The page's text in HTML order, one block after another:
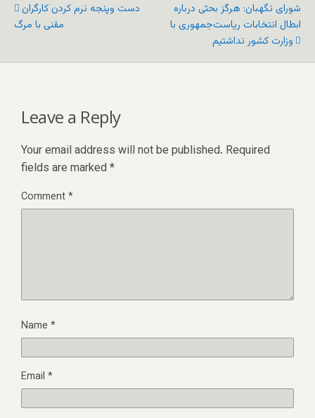
دست وپنجه نرم کردن کارگران
مقنی با مرگ
شورای نگهبان: هرگز بحثی درباره
ابطال انتخابات ریاست‌جمهوری با
Leave a Reply
Your email address will not be published. Required
fields are marked *
Comment*
Name *
Email *